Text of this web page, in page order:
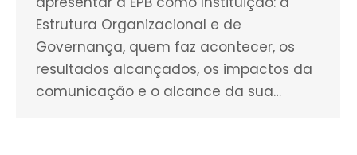
Estrutura Organizacional e de
Governança, quem faz acontecer, os
resultados alcançados, os impactos da
comunicação e o alcance da sua…